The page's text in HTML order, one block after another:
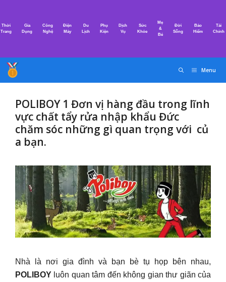
nội
Thời
Trang
Gia
Dụng
Công
Nghệ
Điện
Máy
Du
Lịch
Phụ
Kiện
Dịch
Vụ
Sức
Khỏe
Mẹ
&
Bé
Đời
Sống
Bảo
Hiểm
Tài
Chính
Menu
POLIBOY 1 Đơn vị hàng đầu trong lĩnh
vực chất tẩy rửa nhập khẩu Đức
chăm sóc những gì quan trọng với củ
a bạn.
Nhà là nơi gia đình và bạn bè tụ họp bên nhau,
POLIBOY luôn quan tâm đến không gian thư giãn của